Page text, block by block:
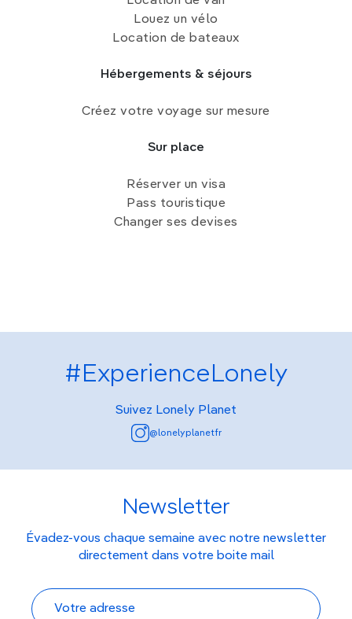
Louez un vélo
Location de bateaux
Hébergements & séjours
Créez votre voyage sur mesure
Sur place
Réserver un visa
Pass touristique
Changer ses devises
#ExperienceLonely
Suivez Lonely Planet
@lonelyplanetfr
Newsletter
Évadez-vous chaque semaine avec notre newsletter
directement dans votre boite mail